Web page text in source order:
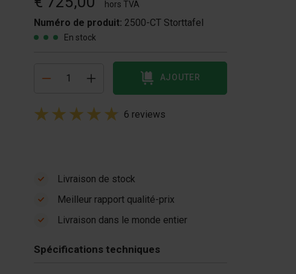
hors TVA
Numéro de produit: 2500-CT Storttafel
En stock
AJOUTER
6 reviews
en béton
Livraison de stock
Meilleur rapport qualité-prix
Livraison dans le monde entier
Spécifications techniques